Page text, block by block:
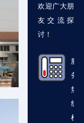
欢迎广大朋
友交流探
讨！
服
务
热
线
杜